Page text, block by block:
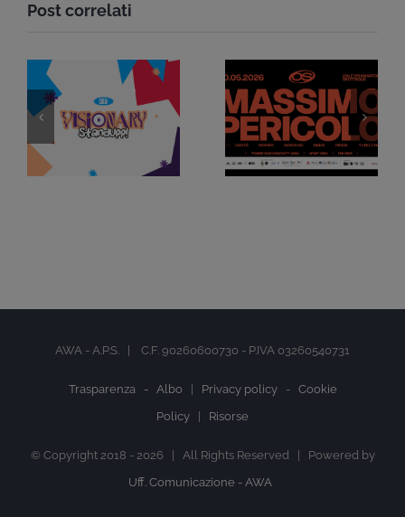
Post correlati
AWA - A.P.S. | C.F. 90260600730 - P.IVA 03260540731
Trasparenza - Albo Privacy policy- Cookie
Policy
Risorse
© Copyright 2018 - 2026 | All Rights Reserved | Powered by
Uff. Comunicazione - AWA